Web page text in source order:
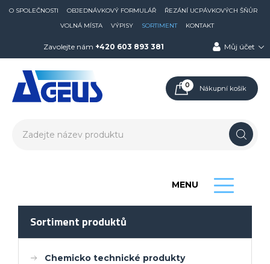
O SPOLEČNOSTI OBJEDNÁVKOVÝ FORMULÁŘ
ŘEZÁNÍ UCPÁVKOVÝCH ŠŇŮR
VOLNÁ MÍSTA
VÝPISY SORTIMENT KONTAKT
Zavolejte nám +420 603 893 381 Můj účet
0 Nákupní košík
MENU
Sortiment produktů
Chemicko technické produkty